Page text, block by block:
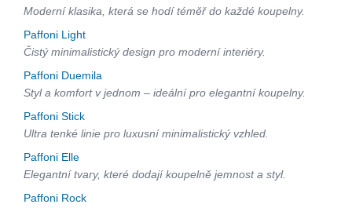
Moderní klasika, která se hodí téměř do každé koupelny.
Paffoni Light
Čistý minimalistický design pro moderní interiéry.
Paffoni Duemila
Styl a komfort v jednom – ideální pro elegantní koupelny.
Paffoni Stick
Ultra tenké linie pro luxusní minimalistický vzhled.
Paffoni Elle
Elegantní tvary, které dodají koupelně jemnost a styl.
Paffoni Rock